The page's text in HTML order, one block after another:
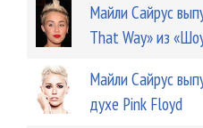
Майли Сайрус
That Way» из
Майли Сайрус
духе Pink Floyd